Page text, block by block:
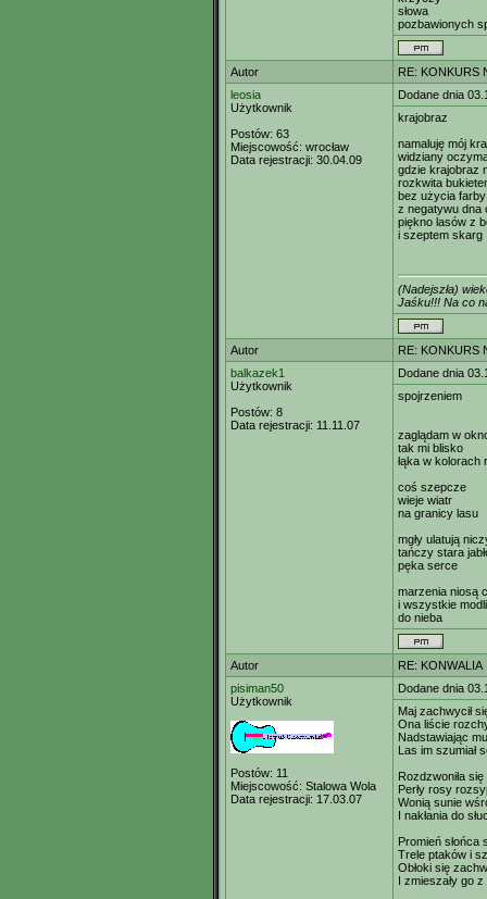
słowa
pozbawionych
Autor
RE: KONKURS
leosia
Użytkownik
Postów: 63
Miejscowość: wrocław
Data rejestracji: 30.04.09
Dodane dnia
krajobraz
namaluję mój
widziany
gdzie krajobraz
rozkwita
bez użycia
z negatywu dna
piękno lasów z
i szeptem skarg
(Nadejszła)
Jaśku!!! Na co
Autor
RE: KONKURS
balkazek1
Użytkownik
Postów: 8
Data rejestracji: 11.11.07
Dodane dnia
spojrzeniem
zaglądam w
tak mi blisko
łąka w kolorach
coś szepcze
wieje wiatr
na granicy lasu
mgły ulatują
tańczy stara
pęka serce
marzenia niosą
i wszystkie
do nieba
Autor
RE: KONWALIA
pisiman50
Użytkownik
Postów: 11
Miejscowość: Stalowa Wola
Data rejestracji: 17.03.07
Dodane dnia
Maj zachwycił
Ona liście
Nadstawiając
Las im szumiał
Rozdzwoniła
Perły rosy
Wonią sunie
I nakłania do
Promień słońca
Trele ptaków i
Obłoki się
I zmieszały go